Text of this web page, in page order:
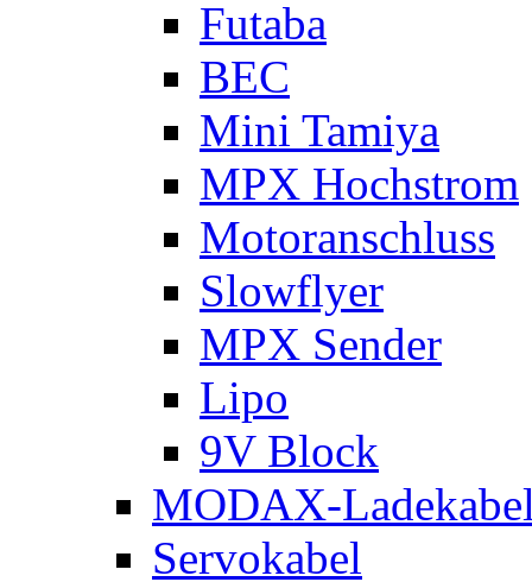
Futaba
BEC
Mini Tamiya
MPX Hochstrom
Motoranschluss
Slowflyer
MPX Sender
Lipo
9V Block
MODAX-
Servokabel